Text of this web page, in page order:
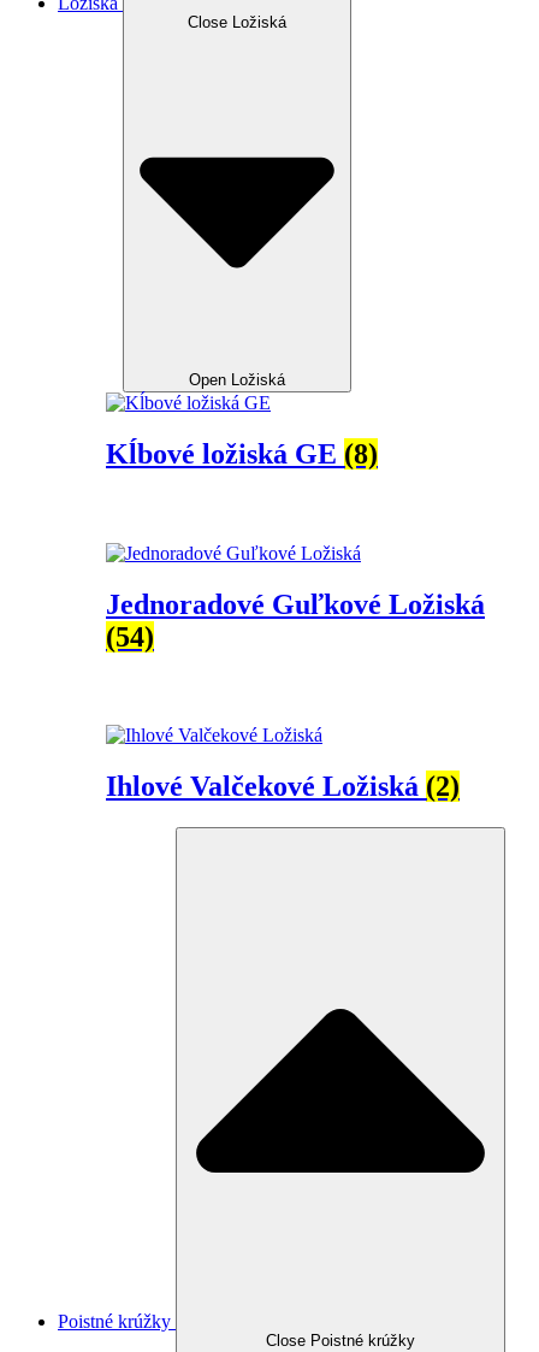
Close Ložiská
Open Ložiská
Kĺbové ložiská GE (8)
Jednoradové Guľkové Ložiská
(54)
Ihlové Valčekové Ložiská (2)
Poistné krúžky
Close Poistné krúžky